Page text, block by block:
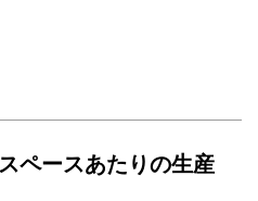
ペースあたりの生産